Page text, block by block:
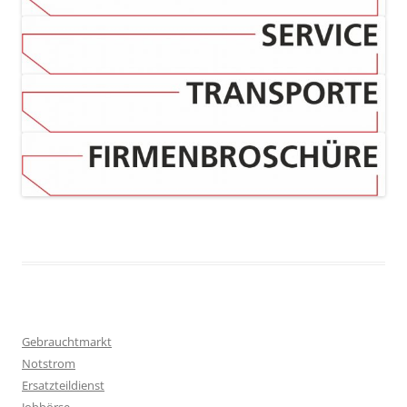
Gebrauchtmarkt
Notstrom
Ersatzteildienst